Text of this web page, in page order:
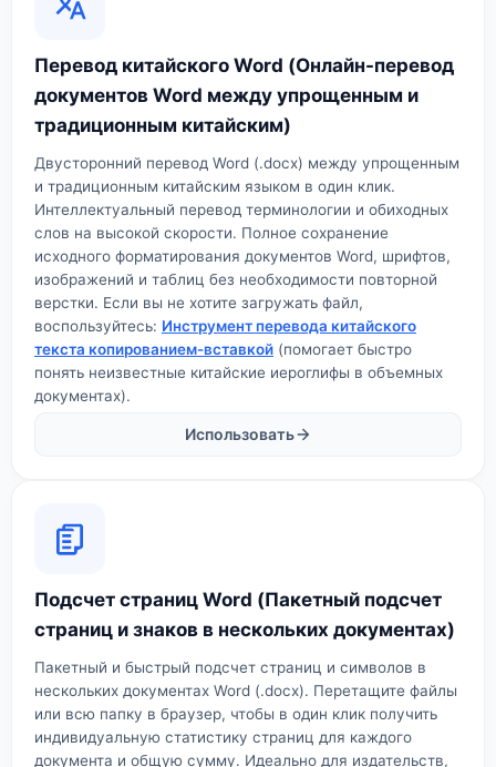
Перевод китайского Word (Онлайн-перевод
документов Word между упрощенным и
традиционным китайским)
Двусторонний перевод Word (.docx) между упрощенным
и традиционным китайским языком в один клик.
Интеллектуальный перевод терминологии и обиходных
слов на высокой скорости. Полное сохранение
исходного форматирования документов Word, шрифтов,
изображений и таблиц без необходимости повторной
верстки. Если вы не хотите загружать файл,
воспользуйтесь: Инструмент перевода китайского
текста копированием-вставкой (помогает быстро
понять неизвестные китайские иероглифы в объемных
документах).
Использовать
Подсчет страниц Word (Пакетный подсчет
страниц и знаков в нескольких документах)
Пакетный и быстрый подсчет страниц и символов в
нескольких документах Word (.docx). Перетащите файлы
или всю папку в браузер, чтобы в один клик получить
индивидуальную статистику страниц для каждого
документа и общую сумму. Идеально для издательств,